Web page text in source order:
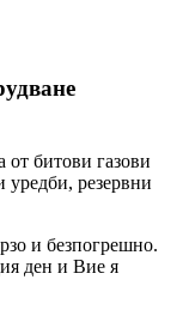
от битови газови
уредби, резервни
и безпогрешно.
ден и Вие я